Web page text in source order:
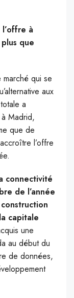
à
que
qui se
aux
a
Madrid,
que de
l’offre
connectivité
de l’année
capitale
une
au début du
de données,